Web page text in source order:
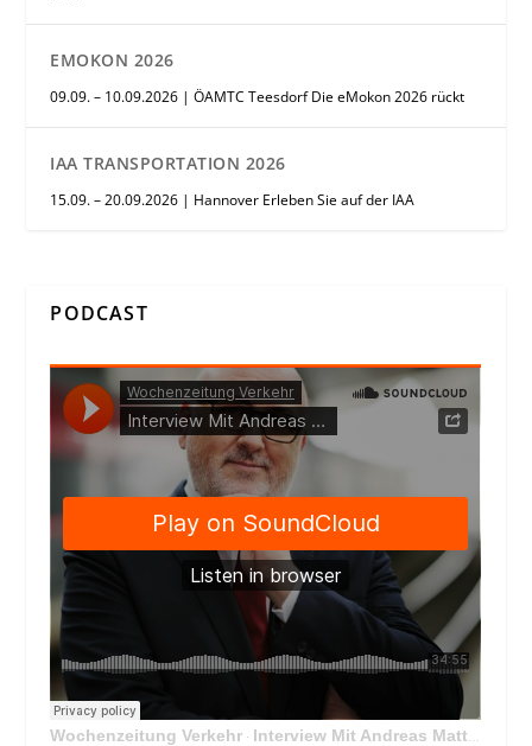
EMOKON 2026
09.09. – 10.09.2026 | ÖAMTC Teesdorf Die eMokon 2026 rückt
IAA TRANSPORTATION 2026
15.09. – 20.09.2026 | Hannover Erleben Sie auf der IAA
PODCAST
Wochenzeitung Verkehr · Interview Mit Andreas Matthä, CEO der ÖBB Holding